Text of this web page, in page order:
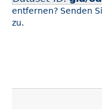
entfernen? Senden
zu.